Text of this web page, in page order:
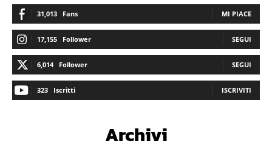
31,013 Fans MI PIACE
17,155 Follower SEGUI
6,014 Follower SEGUI
323 Iscritti ISCRIVITI
Archivi